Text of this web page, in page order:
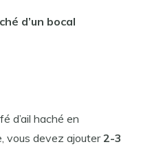
d’un bocal
d’ail haché en
vous devez ajouter2-3